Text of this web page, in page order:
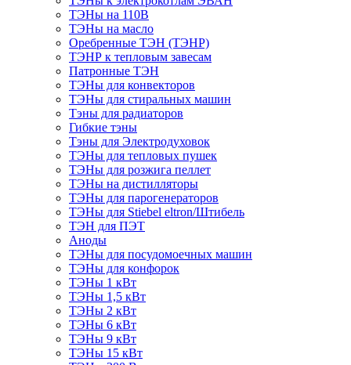
ТЭНы на 110В
ТЭНы на масло
Оребренные ТЭН (ТЭНР)
ТЭНР к тепловым завесам
Патронные ТЭН
ТЭНы для конвекторов
ТЭНы для стиральных машин
Тэны для радиаторов
Гибкие тэны
Тэны для Электродуховок
ТЭНы для тепловых пушек
ТЭНы для розжига пеллет
ТЭНы на дистилляторы
ТЭНы для парогенераторов
ТЭНы для Stiebel eltron/Штибель
ТЭН для ПЭТ
Аноды
ТЭНы для посудомоечных машин
ТЭНы для конфорок
ТЭНы 1 кВт
ТЭНы 1,5 кВт
ТЭНы 2 кВт
ТЭНы 6 кВт
ТЭНы 9 кВт
ТЭНы 15 кВт